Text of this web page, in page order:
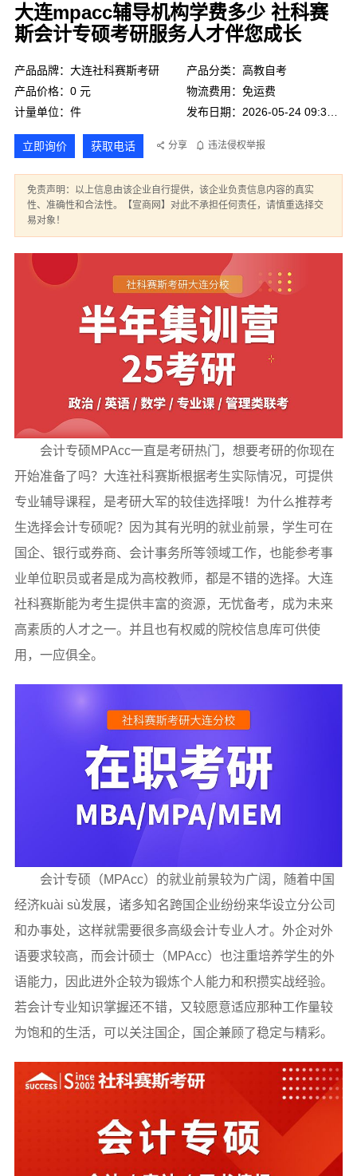
大连mpacc辅导机构学费多少 社科赛
斯会计专硕考研服务人才伴您成长
产品品牌：大连社科赛斯考研
产品分类：高教自考
产品价格：0 元
物流费用：免运费
计量单位：件
立即询价 获取电话 分享 违法侵权举报
免责声明：以上信息由该企业自行提供，该企业负责信息内容的真实
性、准确性和合法性。【宣商网】对此不承担任何责任，请慎重选择交
易对象！
会计专硕MPAcc一直是考研热门，想要考研的你现在
开始准备了吗？大连社科赛斯根据考生实际情况，可提供
专业辅导课程，是考研大军的较佳选择哦！为什么推荐考
生选择会计专硕呢？因为其有光明的就业前景，学生可在
国企、银行或券商、会计事务所等领域工作，也能参考事
业单位职员或者是成为高校教师，都是不错的选择。大连
社科赛斯能为考生提供丰富的资源，无忧备考，成为未来
高素质的人才之一。并且也有权威的院校信息库可供使
用，一应俱全。
会计专硕（MPAcc）的就业前景较为广阔，随着中国
经济kuài sù发展，诸多知名跨国企业纷纷来华设立分公司
和办事处，这样就需要很多高级会计专业人才。外企对外
语要求较高，而会计硕士（MPAcc）也注重培养学生的外
语能力，因此进外企较为锻炼个人能力和积攒实战经验。
若会计专业知识掌握还不错，又较愿意适应那种工作量较
为饱和的生活，可以关注国企，国企兼顾了稳定与精彩。